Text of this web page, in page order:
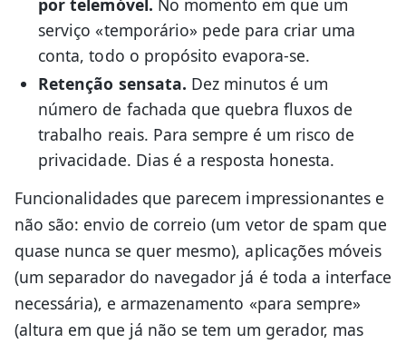
serviço «temporário» pede para criar uma
conta, todo o propósito evapora-se.
Retenção sensata. Dez minutos é um
número de fachada que quebra fluxos de
trabalho reais. Para sempre é um risco de
privacidade. Dias é a resposta honesta.
Funcionalidades que parecem impressionantes e
não são: envio de correio (um vetor de spam que
quase nunca se quer mesmo), aplicações móveis
(um separador do navegador já é toda a interface
necessária), e armazenamento «para sempre»
(altura em que já não se tem um gerador, mas